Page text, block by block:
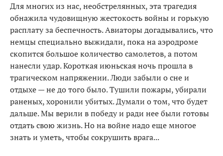
Для многих из нас, необстрелянных, эта трагедия
обнажила чудовищную жестокость войны и горькую
расплату за беспечность. Авиаторы догадывались, что
немцы специально выжидали, пока на аэродроме
скопится большое количество самолетов, а потом
нанесли удар. Короткая июньская ночь прошла в
трагическом напряжении. Люди забыли о сне и
отдыхе — не до того было. Тушили пожары, убирали
раненых, хоронили убитых. Думали о том, что будет
дальше. Мы верили в победу и ради нее были готовы
отдать свою жизнь. Но на войне надо еще многое
знать и уметь, чтобы сокрушить врага...